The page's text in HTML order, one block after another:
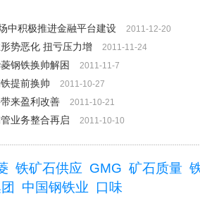
中积极推进金融平台建设
2011-12-20
势恶化 扭亏压力增 2011-11-24
钢铁换帅解困 2011-11-7
提前换帅 2011-10-27
来盈利改善 2011-10-21
业务整合再启 2011-10-10
铁矿石供应 GMG 矿石质量
中国钢铁业 口味